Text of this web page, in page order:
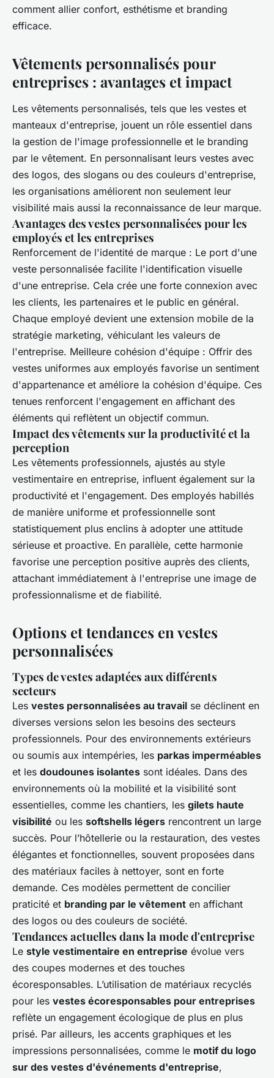
comment allier confort, esthétisme et branding
efficace.
Vêtements personnalisés pour
entreprises : avantages et impact
Les vêtements personnalisés, tels que les vestes et
manteaux d'entreprise, jouent un rôle essentiel dans
la gestion de l'image professionnelle et le branding
par le vêtement. En personnalisant leurs vestes avec
des logos, des slogans ou des couleurs d'entreprise,
les organisations améliorent non seulement leur
visibilité mais aussi la reconnaissance de leur marque.
Avantages des vestes personnalisées pour les
employés et les entreprises
Renforcement de l'identité de marque : Le port d'une
veste personnalisée facilite l'identification visuelle
d'une entreprise. Cela crée une forte connexion avec
les clients, les partenaires et le public en général.
Chaque employé devient une extension mobile de la
stratégie marketing, véhiculant les valeurs de
l'entreprise. Meilleure cohésion d'équipe : Offrir des
vestes uniformes aux employés favorise un sentiment
d'appartenance et améliore la cohésion d'équipe. Ces
tenues renforcent l'engagement en affichant des
éléments qui reflètent un objectif commun.
Impact des vêtements sur la productivité et la
perception
Les vêtements professionnels, ajustés au style
vestimentaire en entreprise, influent également sur la
productivité et l'engagement. Des employés habillés
de manière uniforme et professionnelle sont
statistiquement plus enclins à adopter une attitude
sérieuse et proactive. En parallèle, cette harmonie
favorise une perception positive auprès des clients,
attachant immédiatement à l'entreprise une image de
professionnalisme et de fiabilité.
Options et tendances en vestes
personnalisées
Types de vestes adaptées aux différents
secteurs
Les vestes personnalisées au travail se déclinent en
diverses versions selon les besoins des secteurs
professionnels. Pour des environnements extérieurs
ou soumis aux intempéries, les parkas imperméables
et les doudounes isolantes sont idéales. Dans des
environnements où la mobilité et la visibilité sont
essentielles, comme les chantiers, les gilets haute
visibilité ou les softshells légers rencontrent un large
succès. Pour l’hôtellerie ou la restauration, des vestes
élégantes et fonctionnelles, souvent proposées dans
des matériaux faciles à nettoyer, sont en forte
demande. Ces modèles permettent de concilier
praticité et branding par le vêtement en affichant
des logos ou des couleurs de société.
Tendances actuelles dans la mode d'entreprise
Le style vestimentaire en entreprise évolue vers
des coupes modernes et des touches
écoresponsables. L’utilisation de matériaux recyclés
pour les vestes écoresponsables pour entreprises
reflète un engagement écologique de plus en plus
prisé. Par ailleurs, les accents graphiques et les
impressions personnalisées, comme le motif du logo
sur des vestes d'événements d'entreprise,